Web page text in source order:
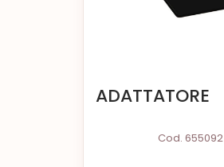
ADATTATORE
Cod. 655092